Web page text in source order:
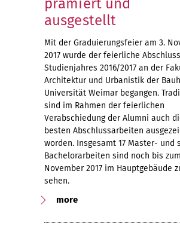
prämiert und
ausgestellt
Mit der Graduierungsfeier am 3.
2017 wurde der feierliche
Studienjahres 2016/2017 an der
Architektur und Urbanistik der
Universität Weimar begangen.
sind im Rahmen der feierlichen
Verabschiedung der Alumni auch
besten Abschlussarbeiten
worden. Insgesamt 17 Master- und
Bachelorarbeiten sind noch bis
November 2017 im Hauptgebäude
sehen.
more